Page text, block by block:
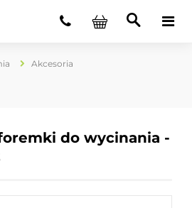
Akcesoria
do wycinania -